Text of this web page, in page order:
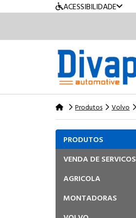
ACESSIBILIDADE
Produtos Volvo
PRODUTOS
VENDA DE SERVICOS
AGRICOLA
MONTADORAS